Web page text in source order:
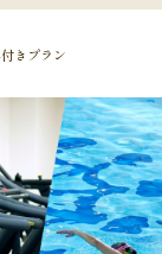
きプラン